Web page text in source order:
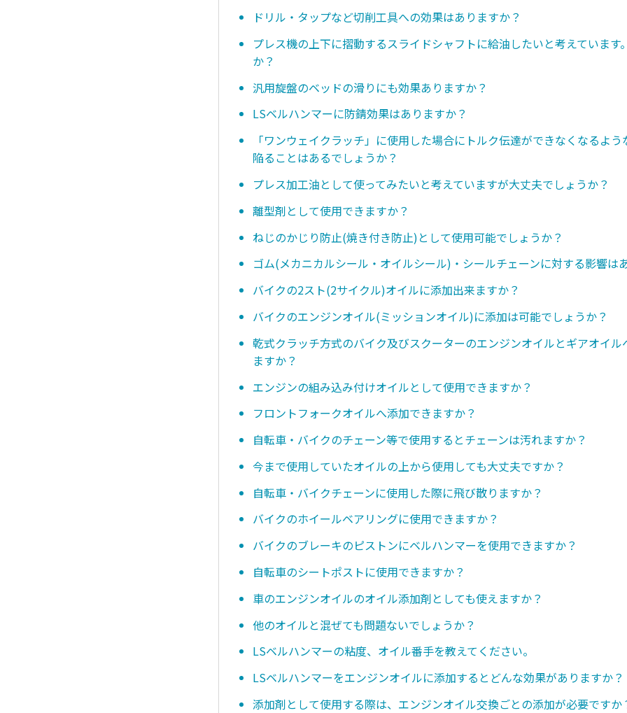
ドリル・タップなど切削工具への効果はありますか？
プレス機の上下に摺動するスライドシャフトに給油したいと考えています
か？
汎用旋盤のベッドの滑りにも効果ありますか？
LSベルハンマーに防錆効果はありますか？
「ワンウェイクラッチ」に使用した場合にトルク伝達ができなくなるよ
陥ることはあるでしょうか？
プレス加工油として使ってみたいと考えていますが大丈夫でしょうか？
離型剤として使用できますか？
ねじのかじり防止(焼き付き防止)として使用可能でしょうか？
ゴム(メカニカルシール・オイルシール)・シールチェーンに対する影響は
バイクの2スト(2サイクル)オイルに添加出来ますか？
バイクのエンジンオイル(ミッションオイル)に添加は可能でしょうか？
乾式クラッチ方式のバイク及びスクーターのエンジンオイルとギアオイル
ますか？
エンジンの組み込み付けオイルとして使用できますか？
フロントフォークオイルへ添加できますか？
自転車・バイクのチェーン等で使用するとチェーンは汚れますか？
今まで使用していたオイルの上から使用しても大丈夫ですか？
自転車・バイクチェーンに使用した際に飛び散りますか？
バイクのホイールベアリングに使用できますか？
バイクのブレーキのピストンにベルハンマーを使用できますか？
自転車のシートポストに使用できますか？
車のエンジンオイルのオイル添加剤としても使えますか？
他のオイルと混ぜても問題ないでしょうか？
LSベルハンマーの粘度、オイル番手を教えてください。
LSベルハンマーをエンジンオイルに添加するとどんな効果がありますか？
添加剤として使用する際は、エンジンオイル交換ごとの添加が必要ですか